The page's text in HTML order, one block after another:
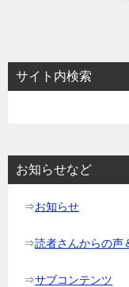
サイト内検索
お知らせなど
⇒お知らせ
⇒読者さんからの声
⇒サブコンテンツ